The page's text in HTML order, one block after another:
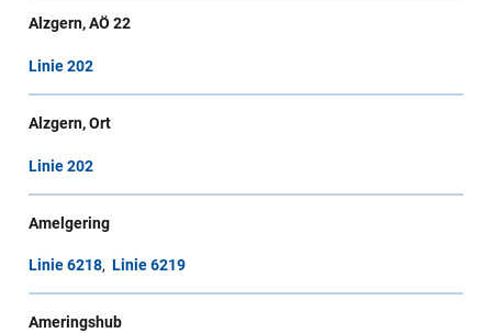
Alzgern, AÖ 22
Linie 202
Alzgern, Ort
Linie 202
Amelgering
Linie 6218,Linie 6219
Ameringshub